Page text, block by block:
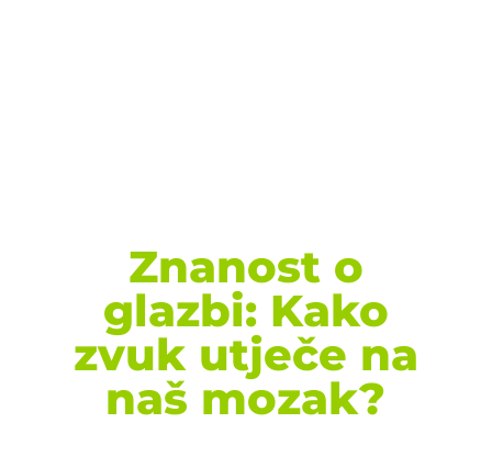
Znanost o
glazbi: Kako
zvuk utječe na
naš mozak?